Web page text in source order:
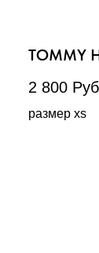
TOMMY
2 800
размер xs